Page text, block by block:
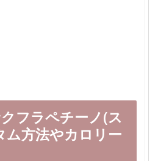
フラペチーノ(ス
ム方法やカロリー